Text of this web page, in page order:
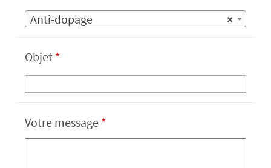
×
Anti-dopage
Objet *
Votre message *